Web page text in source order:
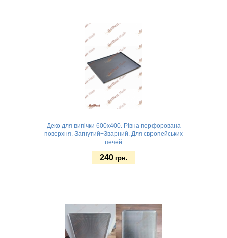
Деко для випічки 600х400. Рівна перфорована
поверхня. Загнутий+Зварний. Для європейських
печей
240 грн.